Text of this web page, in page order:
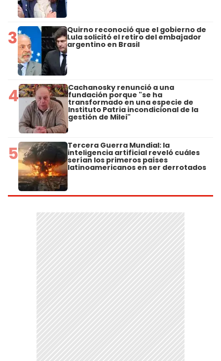
3 Quirno reconoció que el gobierno de
Lula solicitó el retiro del embajador
argentino en Brasil
4 Cachanosky renunció a una
fundación porque "se ha
transformado en una especie de
Instituto Patria incondicional de la
gestión de Milei"
5 Tercera Guerra Mundial: la
inteligencia artificial reveló cuáles
serían los primeros países
latinoamericanos en ser derrotados